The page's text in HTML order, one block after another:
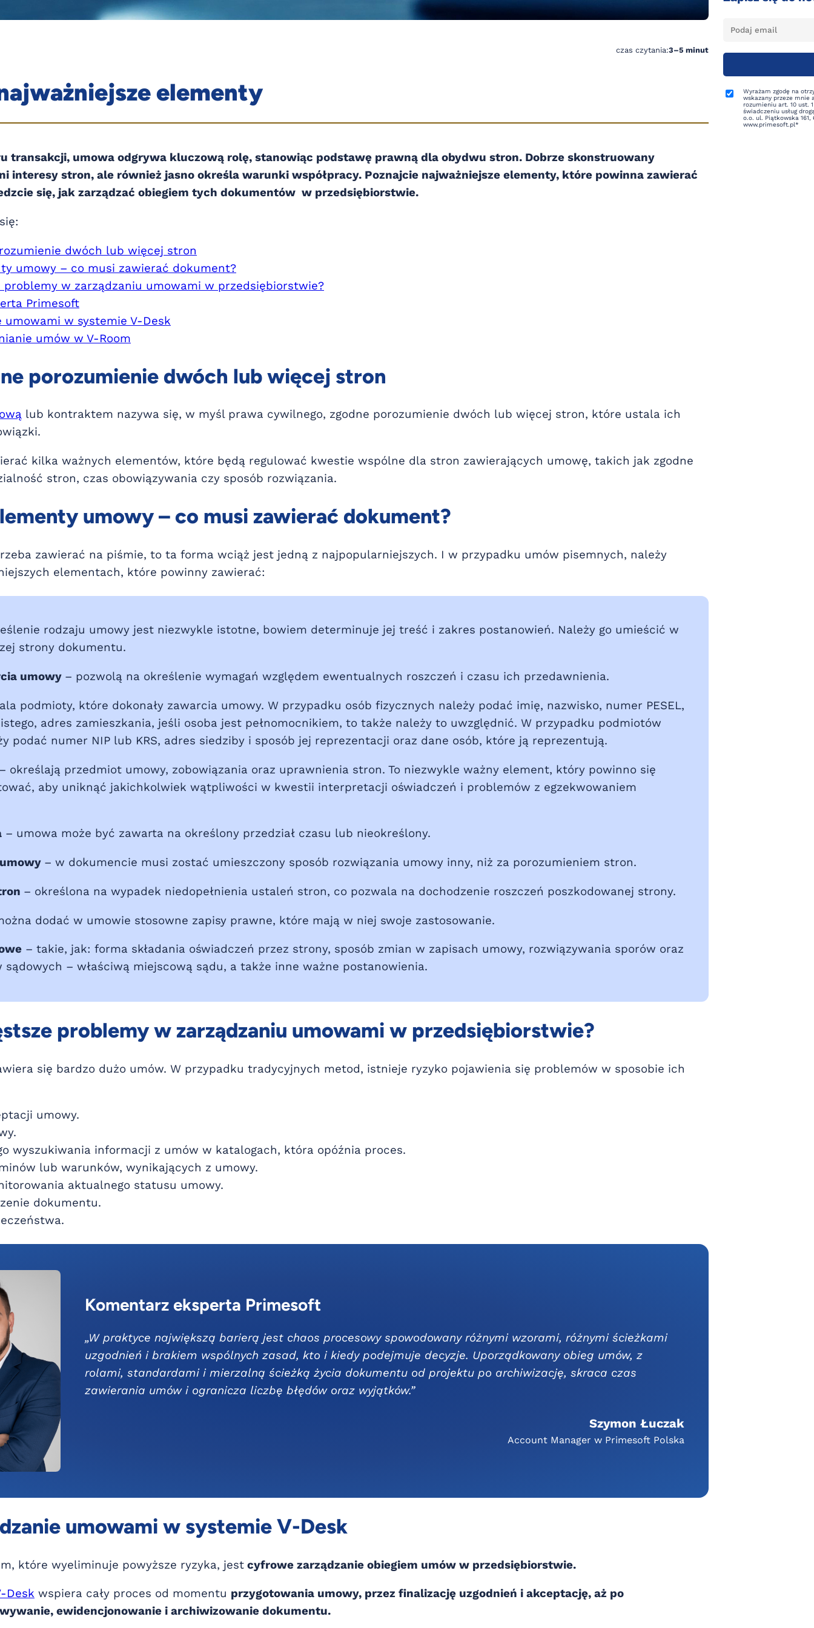
czas czytania:3–5 minut
elementy
transakcji, umowa odgrywa kluczową rolę, stanowiąc podstawę prawną dla obydwu stron. Dobrze skonstruowany
interesy stron, ale również jasno określa warunki współpracy. Poznajcie najważniejsze elementy, które powinna zawierać
się, jak zarządzać obiegiem tych dokumentów w przedsiębiorstwie.
dwóch lub więcej stron
umowy – co musi zawierać dokument?
problemy w zarządzaniu umowami w przedsiębiorstwie?
Primesoft
umowami w systemie V-Desk
umów w V-Room
porozumienie dwóch lub więcej stron
lub kontraktem nazywa się, w myśl prawa cywilnego, zgodne porozumienie dwóch lub więcej stron, które ustala ich
kilka ważnych elementów, które będą regulować kwestie wspólne dla stron zawierających umowę, takich jak zgodne
stron, czas obowiązywania czy sposób rozwiązania.
umowy – co musi zawierać dokument?
zawierać na piśmie, to ta forma wciąż jest jedną z najpopularniejszych. I w przypadku umów pisemnych, należy
elementach, które powinny zawierać:
rodzaju umowy jest niezwykle istotne, bowiem determinuje jej treść i zakres postanowień. Należy go umieścić w
strony dokumentu.
umowy – pozwolą na określenie wymagań względem ewentualnych roszczeń i czasu ich przedawnienia.
podmioty, które dokonały zawarcia umowy. W przypadku osób fizycznych należy podać imię, nazwisko, numer PESEL,
adres zamieszkania, jeśli osoba jest pełnomocnikiem, to także należy to uwzględnić. W przypadku podmiotów
podać numer NIP lub KRS, adres siedziby i sposób jej reprezentacji oraz dane osób, które ją reprezentują.
określają przedmiot umowy, zobowiązania oraz uprawnienia stron. To niezwykle ważny element, który powinno się
aby uniknąć jakichkolwiek wątpliwości w kwestii interpretacji oświadczeń i problemów z egzekwowaniem
– umowa może być zawarta na określony przedział czasu lub nieokreślony.
– w dokumencie musi zostać umieszczony sposób rozwiązania umowy inny, niż za porozumieniem stron.
– określona na wypadek niedopełnienia ustaleń stron, co pozwala na dochodzenie roszczeń poszkodowanej strony.
dodać w umowie stosowne zapisy prawne, które mają w niej swoje zastosowanie.
– takie, jak: forma składania oświadczeń przez strony, sposób zmian w zapisach umowy, rozwiązywania sporów oraz
– właściwą miejscową sądu, a także inne ważne postanowienia.
problemy w zarządzaniu umowami w przedsiębiorstwie?
się bardzo dużo umów. W przypadku tradycyjnych metod, istnieje ryzyko pojawienia się problemów w sposobie ich
umowy.
wyszukiwania informacji z umów w katalogach, która opóźnia proces.
lub warunków, wynikających z umowy.
aktualnego statusu umowy.
dokumentu.
Komentarz eksperta Primesoft
„W praktyce największą barierą jest chaos procesowy spowodowany różnymi wzorami, różnymi ścieżkami
uzgodnień i brakiem wspólnych zasad, kto i kiedy podejmuje decyzje. Uporządkowany obieg umów, z
rolami, standardami i mierzalną ścieżką życia dokumentu od projektu po archiwizację, skraca czas
zawierania umów i ogranicza liczbę błędów oraz wyjątków.”
Szymon Łuczak
Account Manager w Primesoft Polska
umowami w systemie V-Desk
które wyeliminuje powyższe ryzyka, jest cyfrowe zarządzanie obiegiem umów w przedsiębiorstwie.
Desk wspiera cały proces od momentu przygotowania umowy, przez finalizację uzgodnień i akceptację, aż po
ewidencjonowanie i archiwizowanie dokumentu.
Wyrażam zgodę na
wskazany przeze mnie
rozumieniu art. 10 ust.
świadczeniu usług
o.o. ul. Piątkowska
www.primesoft.pl*